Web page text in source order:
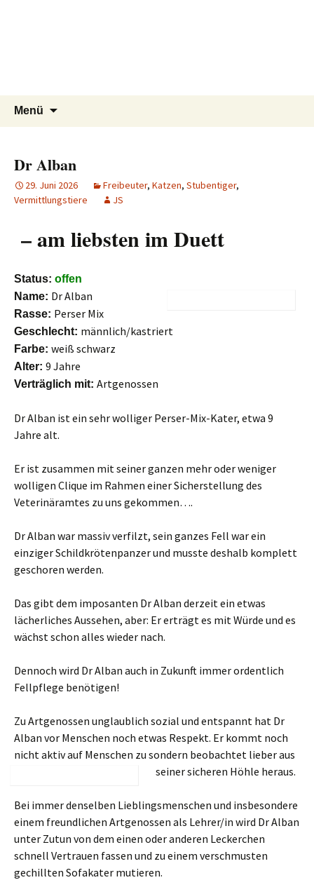
Tier Natur und Artenschutz
Siebengebirge e.V.
Tierschutzverein seit 1985 im
Siebengebirge – Orscheider
Menü
Dr Alban
29. Juni 2026 Freibeuter, Katzen, Stubentiger,
Vermittlungstiere
JS
– am liebsten im Duett
Status: offen
Name: Dr Alban
Rasse: Perser Mix
Geschlecht: männlich/kastriert
Farbe: weiß schwarz
Alter: 9 Jahre
Verträglich mit: Artgenossen
Dr Alban ist ein sehr wolliger Perser-Mix-Kater, etwa 9
Jahre alt.
Er ist zusammen mit seiner ganzen mehr oder weniger
wolligen Clique im Rahmen einer Sicherstellung des
Veterinäramtes zu uns gekommen….
Dr Alban war massiv verfilzt, sein ganzes Fell war ein
einziger Schildkrötenpanzer und musste deshalb komplett
geschoren werden.
Das gibt dem imposanten Dr Alban derzeit ein etwas
lächerliches Aussehen, aber: Er erträgt es mit Würde und es
wächst schon alles wieder nach.
Dennoch wird Dr Alban auch in Zukunft immer ordentlich
Fellpflege benötigen!
Zu Artgenossen unglaublich sozial und entspannt hat Dr
Alban vor Menschen noch etwas Respekt. Er kommt noch
nicht aktiv auf Menschen zu sondern beobachtet lieber aus
seiner sicheren Höhle heraus.
Bei immer denselben Lieblingsmenschen und insbesondere
einem freundlichen Artgenossen als Lehrer/in wird Dr Alban
unter Zutun von dem einen oder anderen Leckerchen
schnell Vertrauen fassen und zu einem verschmusten
gechillten Sofakater mutieren.